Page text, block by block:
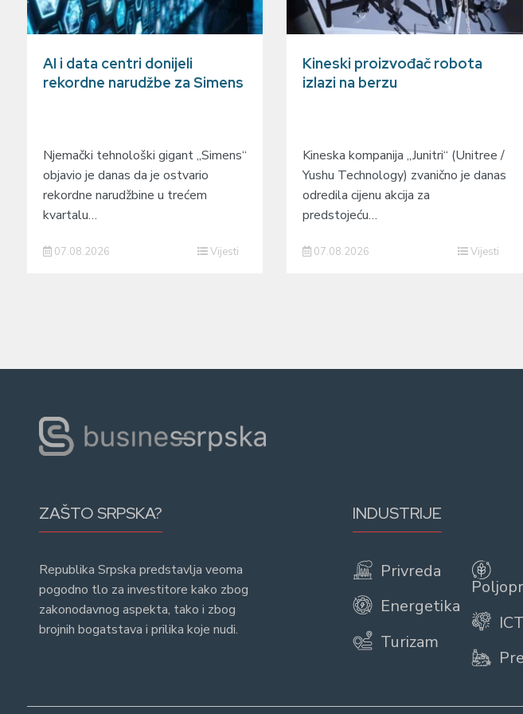
AI i data centri donijeli
rekordne narudžbe za Simens
Njemački tehnološki gigant „Simens“
objavio je danas da je ostvario
rekordne narudžbine u trećem
kvartalu…
07.08.2026 Vijesti
Kineski proizvođač robota
izlazi na berzu
Kineska kompanija „Junitri“ (Unitree /
Yushu Technology) zvanično je danas
odredila cijenu akcija za
predstojeću…
07.08.2026 Vijesti
ZAŠTO SRPSKA?
Republika Srpska predstavlja veoma
pogodno tlo za investitore kako zbog
zakonodavnog aspekta, tako i zbog
brojnih bogatstava i prilika koje nudi.
INDUSTRIJE
Privreda
Energetika
Turizam
ICT